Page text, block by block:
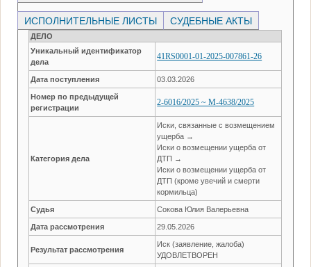
ИСПОЛНИТЕЛЬНЫЕ ЛИСТЫ СУДЕБНЫЕ АКТЫ
ДЕЛО
Уникальный идентификатор
дела
41RS0001-01-2025-007861-26
Дата поступления 03.03.2026
Номер по предыдущей
регистрации
2-6016/2025 ~ М-4638/2025
Категория дела
Иски, связанные с возмещением
ущерба →
Иски о возмещении ущерба от
ДТП →
Иски о возмещении ущерба от
ДТП (кроме увечий и смерти
кормильца)
Судья Сокова Юлия Валерьевна
Дата рассмотрения 29.05.2026
Результат рассмотрения
Иск (заявление, жалоба)
УДОВЛЕТВОРЕН